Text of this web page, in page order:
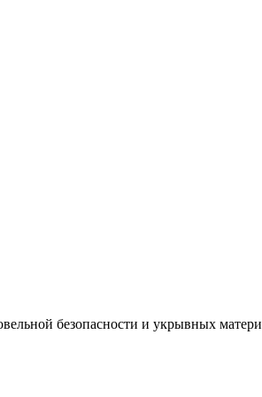
безопасности и укрывных